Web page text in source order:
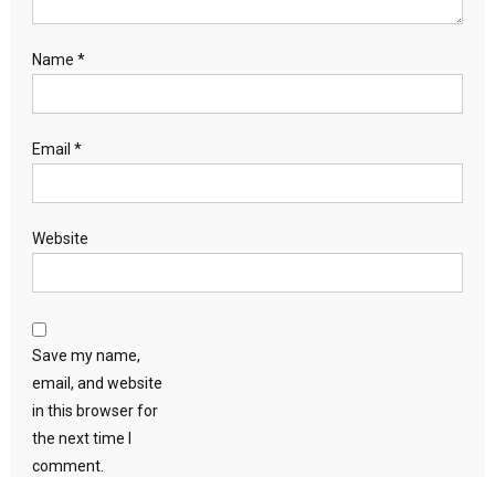
Name *
Email *
Website
Save my name,
email, and website
in this browser for
the next time I
comment.